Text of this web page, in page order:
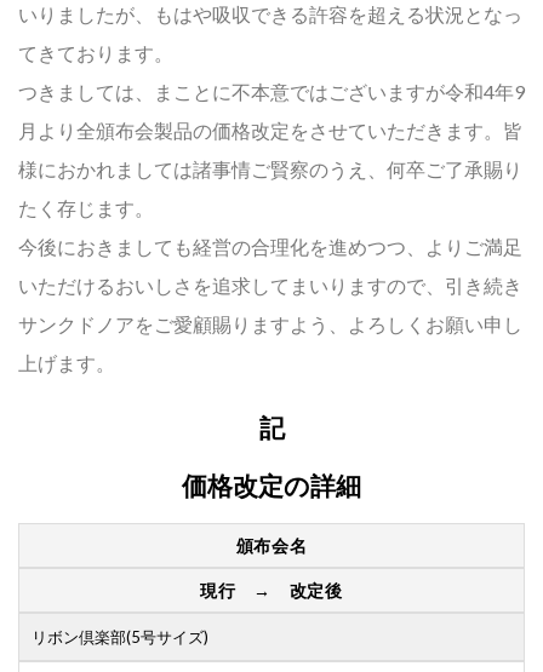
いりましたが、もはや吸収できる許容を超える状況となっ
てきております。
つきましては、まことに不本意ではございますが令和4年9
月より全頒布会製品の価格改定をさせていただきます。皆
様におかれましては諸事情ご賢察のうえ、何卒ご了承賜り
たく存じます。
今後におきましても経営の合理化を進めつつ、よりご満足
いただけるおいしさを追求してまいりますので、引き続き
サンクドノアをご愛顧賜りますよう、よろしくお願い申し
上げます。
記
価格改定の詳細
頒布会名
現行 → 改定後
リボン倶楽部(5号サイズ)